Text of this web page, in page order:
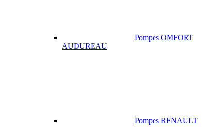
Pompes OMFORT
AUDUREAU
Pompes RENAULT